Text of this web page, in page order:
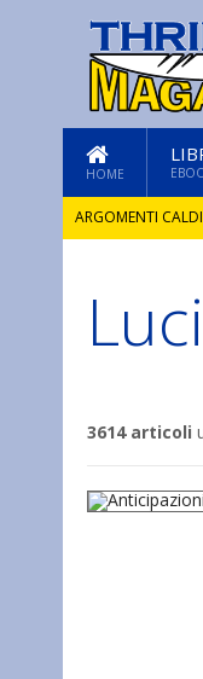
HOME
ARGOMENTI
GLI ANNI DI PIETRA
3614 articoli